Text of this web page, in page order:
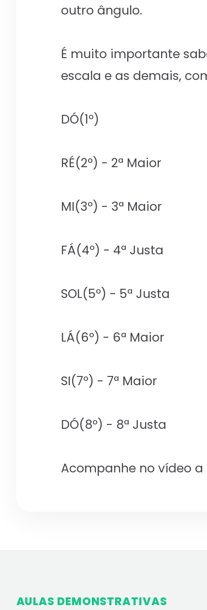
outro ângulo.
É muito importante
escala e as demais,
DÓ(1º)
RÉ(2º) - 2ª Maior
MI(3º) - 3ª Maior
FÁ(4º) - 4ª Justa
SOL(5º) - 5ª Justa
LÁ(6º) - 6ª Maior
SI(7º) - 7ª Maior
DÓ(8º) - 8ª Justa
Acompanhe no vídeo
AULAS DEMONSTRATIVAS